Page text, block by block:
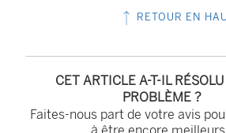
RETOUR EN
CET ARTICLE A-T-IL
PROBLÈME ?
Faites-nous part de votre avis